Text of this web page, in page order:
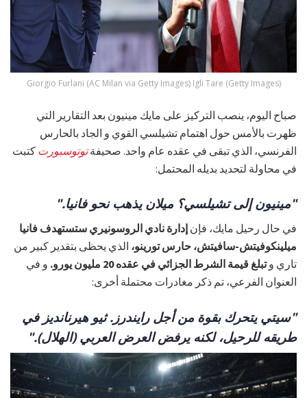
Giorgio Furlani (AC Milan via Getty Images) Igli Tare (Getty Images)
صباح اليوم، ينصب التركيز على مايك مينيون بعد التقارير التي
ظهرت بالأمس حول اهتمام تشيلسي القوي و الجاد بالحارس
الفرنسي، الذي تبقى في عقده عام واحد. صحيفةتوتوسبورت كتبت
في محاولة لتحديد بديله المحتمل:
"مينيون إلى تشيلسي؟ ميلان يذهب نحو فانيا."
في حال رحيل مايك، فإن إدارة نادي الروسونيري ستستهدف فانيا
ميلينكوفيتش-سافيتش، حارس تورينو، الذي يحظى بتقدير كبير من
تاري وتبلغ قيمة الشرط الجزائي في عقده 20 مليون يورو.
و في
العنوان الفرعي، تم ذكر مغادرات محتملة أخرى:
"سيتي يتحرك بقوة من أجل رايندرز. ثيو هيرنانديز في
طريقه للرحيل، لكنه يرفض العرض العربي (الهلال)."